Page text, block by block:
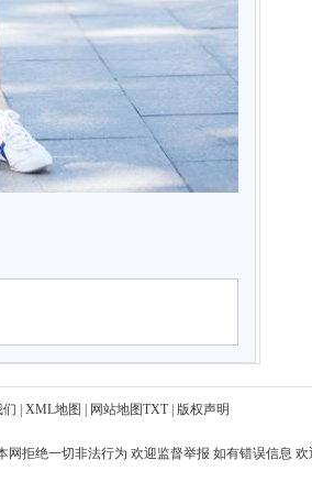
们 XML地图 网站地图TXT| 版权声明
网拒绝一切非法行为 欢迎监督举报 如有错误信息 欢